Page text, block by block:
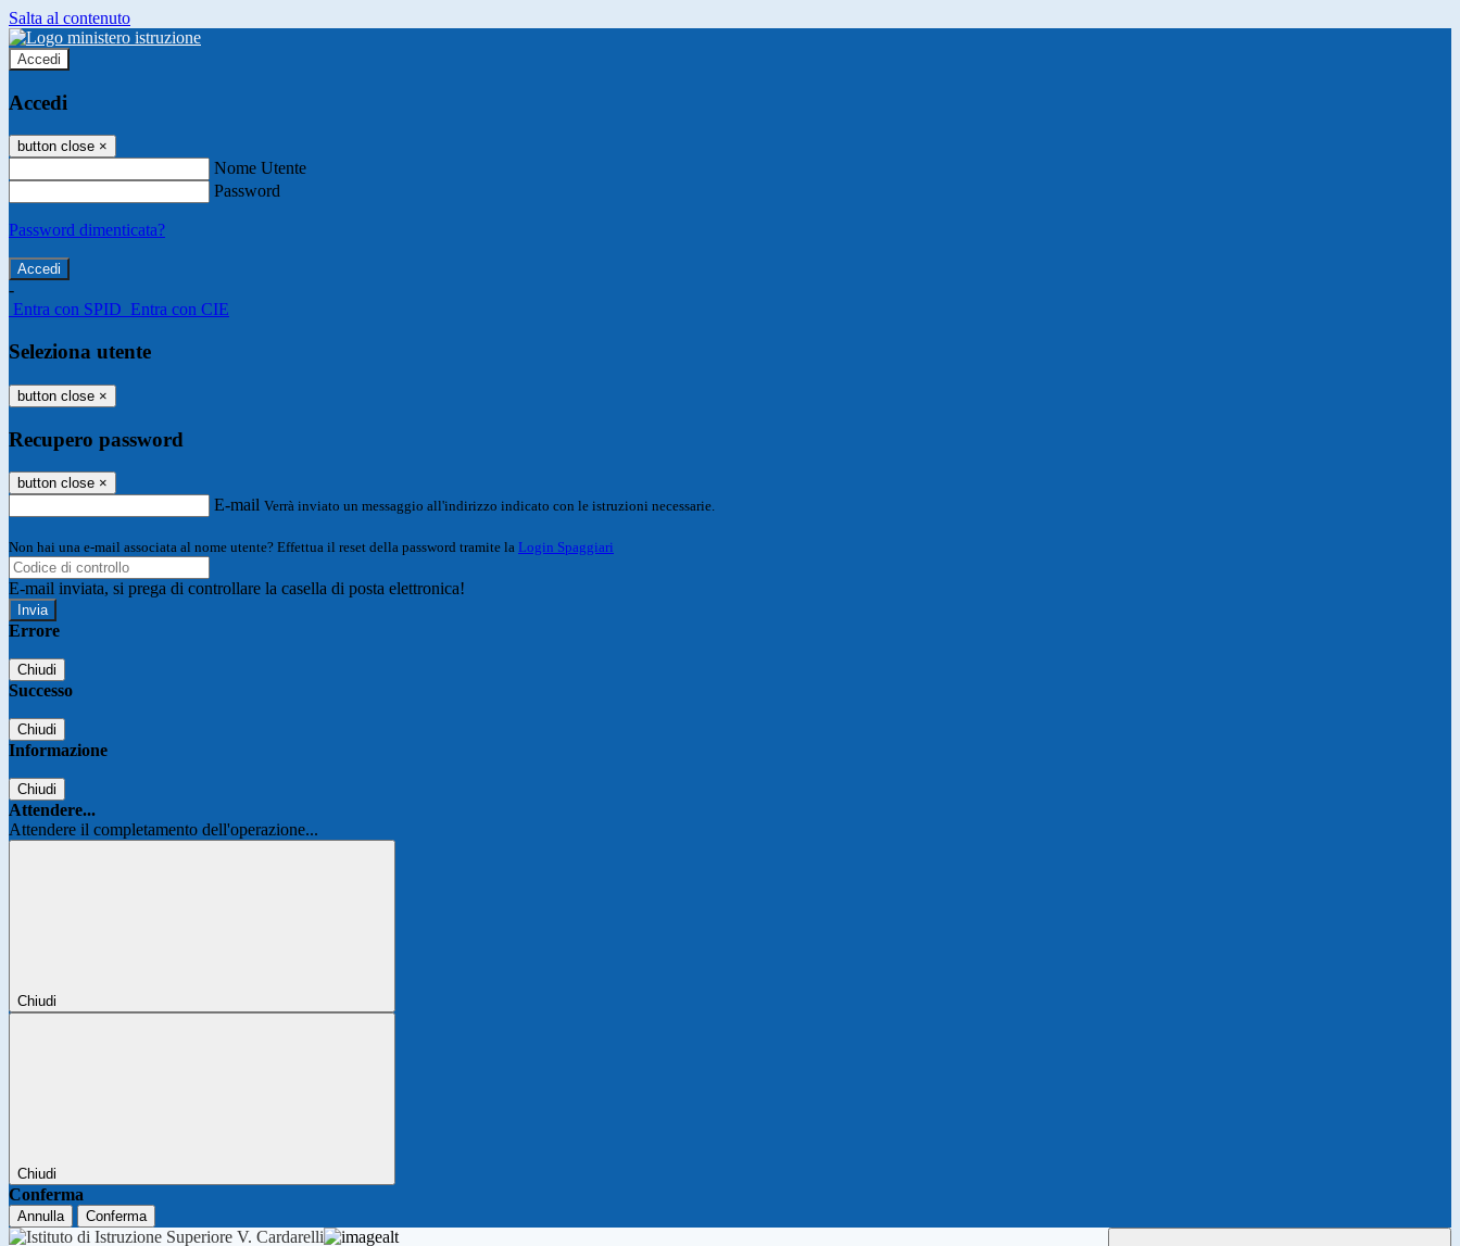
Salta al contenuto
Accedi
Accedi
button close ×
Nome Utente
Password
Password dimenticata?
-
Entra con SPID Entra con CIE
Seleziona utente
button close ×
Recupero password
button close ×
E-mail Verrà inviato un messaggio all'indirizzo indicato con le istruzioni necessarie.
Non hai una e-mail associata al nome utente? Effettua il reset della password tramite la Login Spaggiari
E-mail inviata, si prega di controllare la casella di posta elettronica!
Errore
Chiudi
Successo
Chiudi
Informazione
Chiudi
Attendere...
Attendere il completamento dell'operazione...
Chiudi
Chiudi
Conferma
Annulla Conferma